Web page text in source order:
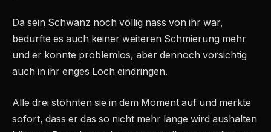
Da sein Schwanz noch völlig nass von ihr war,
bedurfte es auch keiner weiteren Schmierung mehr
und er konnte problemlos, aber dennoch vorsichtig
auch in ihr enges Loch eindringen.
Alle drei stöhnten sie in dem Moment auf und merkte
sofort, dass er das so nicht mehr lange wird aushalten